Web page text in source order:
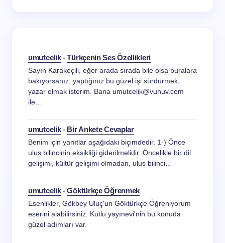
umutcelik-Türkçenin Ses Özellikleri
Sayın Karakeçili, eğer arada sırada bile olsa buralara
bakıyorsanız, yaptığınız bu güzel işi sürdürmek,
yazar olmak isterim. Bana umutcelik@vuhuv.com
ile…
umutcelik- Bir Ankete Cevaplar
Benim için yanıtlar aşağıdaki biçimdedir. 1-) Önce
ulus bilincinin eksikliği giderilmelidir. Öncelikle bir dil
gelişimi, kültür gelişimi olmadan, ulus bilinci…
umutcelik-Göktürkçe Öğrenmek
Esenlikler, Gökbey Uluç'un Göktürkçe Öğreniyorum
eserini alabilirsiniz. Kutlu yayınevi'nin bu konuda
güzel adımları var.